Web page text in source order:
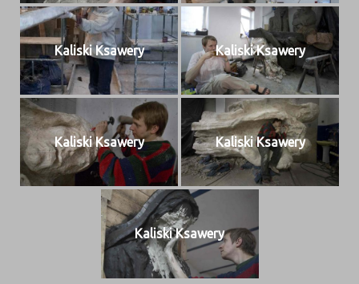
Kalis­ki Ksawery Kalis­ki Ksawery
Kalis­ki Ksawery Kalis­ki Ksawery
Kalis­ki Ksawery